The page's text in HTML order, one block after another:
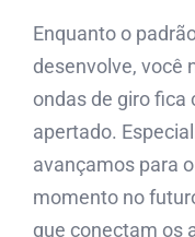
Enquanto o
desenvolve, você
ondas de giro fica
apertado.
avançamos para
momento no
que conectam os